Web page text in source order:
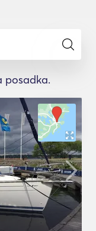
posadka.